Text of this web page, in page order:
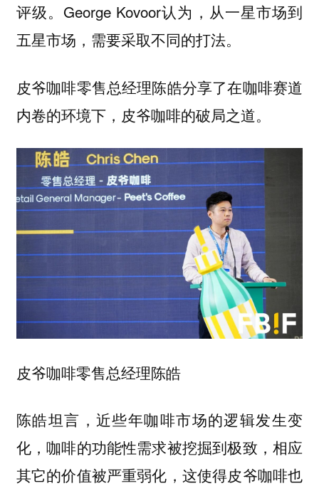
评级。George Kovoor认为，从一星市场到
五星市场，需要采取不同的打法。
皮爷咖啡零售总经理陈皓分享了在咖啡赛道
内卷的环境下，皮爷咖啡的破局之道。
皮爷咖啡零售总经理陈皓
陈皓坦言，近些年咖啡市场的逻辑发生变
化，咖啡的功能性需求被挖掘到极致，相应
其它的价值被严重弱化，这使得皮爷咖啡也